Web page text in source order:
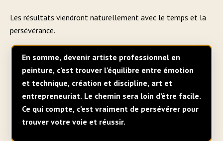
Les résultats viendront naturellement avec le temps et la
persévérance.
En somme, devenir artiste professionnel en
peinture, c’est trouver l’équilibre entre émotion
et technique, création et discipline, art et
entrepreneuriat. Le chemin sera loin d’être facile.
Ce qui compte, c’est vraiment de persévérer pour
trouver votre voie et réussir.